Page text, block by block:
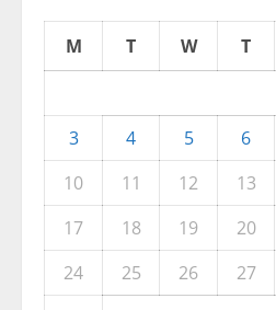
M T W T
3
4 5 6
10
11 12 13
17
18 19 20
24
25 26 27